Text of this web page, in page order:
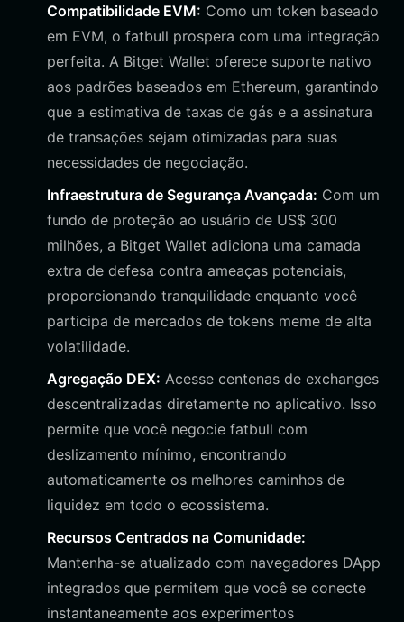
Compatibilidade EVM: Como um token baseado
em EVM, o fatbull prospera com uma integração
perfeita. A Bitget Wallet oferece suporte nativo
aos padrões baseados em Ethereum, garantindo
que a estimativa de taxas de gás e a assinatura
de transações sejam otimizadas para suas
necessidades de negociação.
Infraestrutura de Segurança Avançada: Com um
fundo de proteção ao usuário de US$ 300
milhões, a Bitget Wallet adiciona uma camada
extra de defesa contra ameaças potenciais,
proporcionando tranquilidade enquanto você
participa de mercados de tokens meme de alta
volatilidade.
Agregação DEX: Acesse centenas de exchanges
descentralizadas diretamente no aplicativo. Isso
permite que você negocie fatbull com
deslizamento mínimo, encontrando
automaticamente os melhores caminhos de
liquidez em todo o ecossistema.
Recursos Centrados na Comunidade:
Mantenha-se atualizado com navegadores DApp
integrados que permitem que você se conecte
instantaneamente aos experimentos